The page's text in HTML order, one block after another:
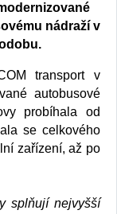
nádraží v
transport v
autobusové
probíhala od
se celkového
zařízení, až po
splňují nejvyšší